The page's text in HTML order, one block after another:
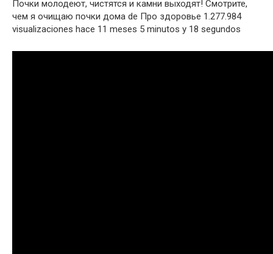
Почки молодеют, чистятся и камни выходят! Смотрите,
чем я очищаю почки дома de Про здоровье 1.277.984
visualizaciones hace 11 meses 5 minutos y 18 segundos